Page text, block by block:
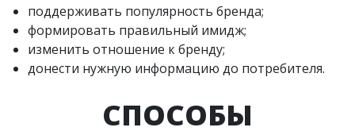
поддерживать популярность бренда;
формировать правильный имидж;
изменить отношение к бренду;
донести нужную информацию до потребителя.
СПОСОБЫ